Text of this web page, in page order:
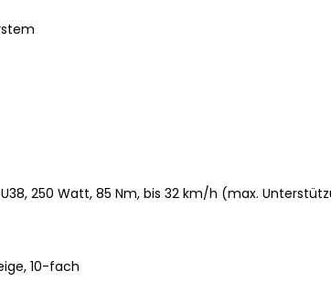
250 Watt, 85 Nm, bis 32 km/h (max.
10-fach